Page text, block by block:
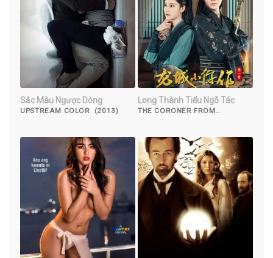
Sắc Màu Ngược Dòng
UPSTREAM COLOR (2013)
Long Thành Tiểu Ngỗ Tác
THE CORONER FROM